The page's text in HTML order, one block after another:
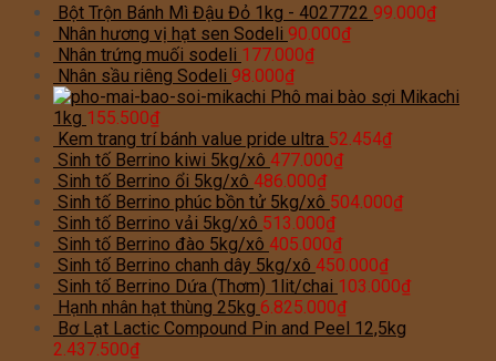
Bột Trộn Bánh Mì Đậu Đỏ 1kg - 4027722 99.000₫
Nhân hương vị hạt sen Sodeli 90.000₫
Nhân trứng muối sodeli 177.000₫
Nhân sầu riêng Sodeli 98.000₫
Phô mai bào sợi Mikachi
1kg 155.500₫
Kem trang trí bánh value pride ultra 52.454₫
Sinh tố Berrino kiwi 5kg/xô 477.000₫
Sinh tố Berrino ổi 5kg/xô 486.000₫
Sinh tố Berrino phúc bồn tử 5kg/xô 504.000₫
Sinh tố Berrino vải 5kg/xô 513.000₫
Sinh tố Berrino đào 5kg/xô 405.000₫
Sinh tố Berrino chanh dây 5kg/xô 450.000₫
Sinh tố Berrino Dứa (Thơm) 1lit/chai 103.000₫
Hạnh nhân hạt thùng 25kg 6.825.000₫
Bơ Lạt Lactic Compound Pin and Peel 12,5kg
2.437.500₫